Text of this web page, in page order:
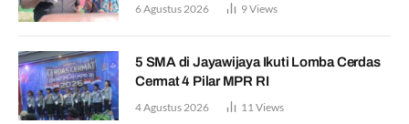
6 Agustus 2026 9Views
5 SMA di Jayawijaya Ikuti Lomba Cerdas
Cermat 4 Pilar MPR RI
4 Agustus 2026 11 Views